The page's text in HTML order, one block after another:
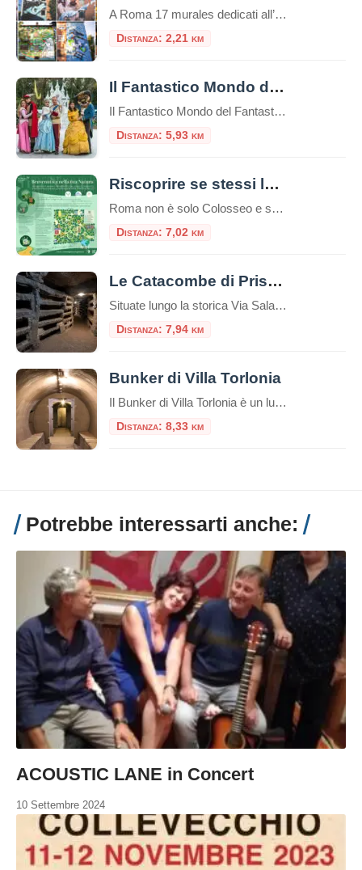
A Roma 17 murales dedicati all’Agenda 2030 ONU diffondono la cultura della sostenibilità attraverso la street art Con l’ultimo muro del noto street artist Fabio Petani da poco realizzato, si conclude ufficialmente la III edizione di Street Art For Rights a Roma, il festival che racconta e diffonde la cultura della sostenibilità attraverso la street […]
Distanza: 2,21 km
Il Fantastico Mondo del Fantastico
Il Fantastico Mondo del Fantastico è un parco a tema situato nel suggestivo Castello di Lunghezza, alle porte di Roma. Questo parco offre un’esperienza immersiva nel mondo della fantasia, ideale per famiglie e appassionati di storie senza tempo.​ All’interno del parco, i visitatori possono assistere a spettacoli dal vivo che riportano in vita personaggi leggendari, […]
Distanza: 5,93 km
Riscoprire se stessi lungo il sentiero “VerdIdentità”
Roma non è solo Colosseo e sanpietrini. Nel cuore pulsante del Municipio II, nascosta tra il traffico della Nomentana, si apre un’oasi inaspettata dove il tempo sembra rallentare: Villa Leopardi. Proprio qui è stato appena inaugurato un percorso unico nel suo genere nella Capitale, il Sentiero Ecopsicologico “VerdIdentità”. Se cerchi una pausa dalla frenesia urbana […]
Distanza: 7,02 km
Le Catacombe di Priscilla
Situate lungo la storica Via Salaria, a pochi chilometri dal centro di Roma, le Catacombe di Priscilla rappresentano uno dei più straordinari tesori archeologici e spirituali della cristianità antica. Conosciute come la “Regina delle Catacombe”, questo complesso funerario sotterraneo custodisce alcuni degli affreschi cristiani più antichi e preziosi al mondo, testimonianza silenziosa ma eloquente della […]
Distanza: 7,94 km
Bunker di Villa Torlonia
Il Bunker di Villa Torlonia è un luogo di grande interesse storico e culturale situato all’interno dell’omonima villa, un tempo residenza ufficiale di Benito Mussolini. Questo rifugio antiaereo, costruito durante la Seconda Guerra Mondiale, rappresenta una testimonianza tangibile delle strategie di difesa adottate durante il conflitto e del periodo storico in cui è stato realizzato. […]
Distanza: 8,33 km
Potrebbe interessarti anche:
ACOUSTIC LANE in Concert
10 Settembre 2024